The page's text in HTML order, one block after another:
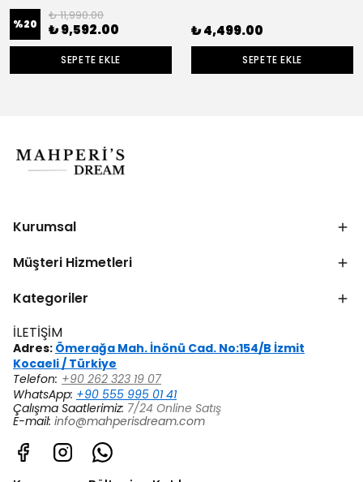
%20
₺ 11,990.00
₺ 9,592.00
SEPETE EKLE
₺ 4,499.00
SEPETE EKLE
Kurumsal
Müşteri Hizmetleri
Kategoriler
İLETİŞİM
Adres: Ömerağa Mah. İnönü Cad. No:154/B İzmit
Kocaeli / Türkiye
Telefon: +90 262 323 19 07
WhatsApp: +90 555 995 01 41
Çalışma Saatlerimiz: 7/24 Online Satış
E-mail: info@mahperisdream.com